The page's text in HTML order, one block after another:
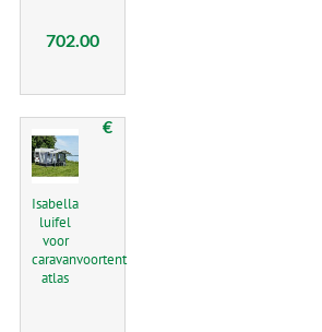
702.00
Isabella
luifel
voor
caravanvoortent
atlas
€